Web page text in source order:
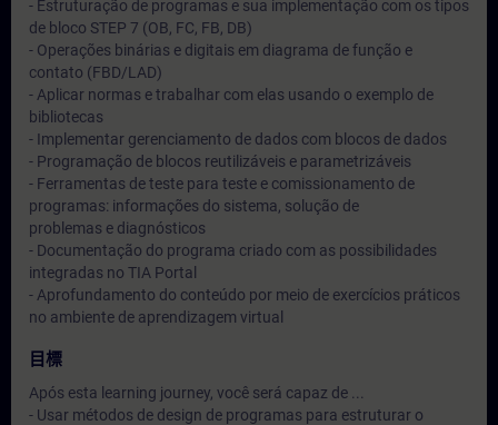
- Estruturação de programas e sua implementação com os tipos
de bloco STEP 7 (OB, FC, FB, DB)
- Operações binárias e digitais em diagrama de função e
contato (FBD/LAD)
- Aplicar normas e trabalhar com elas usando o exemplo de
bibliotecas
- Implementar gerenciamento de dados com blocos de dados
- Programação de blocos reutilizáveis e parametrizáveis
- Ferramentas de teste para teste e comissionamento de
programas: informações do sistema, solução de
problemas e diagnósticos
- Documentação do programa criado com as possibilidades
integradas no TIA Portal
- Aprofundamento do conteúdo por meio de exercícios práticos
no ambiente de aprendizagem virtual
目標
Após esta learning journey, você será capaz de ...
- Usar métodos de design de programas para estruturar o